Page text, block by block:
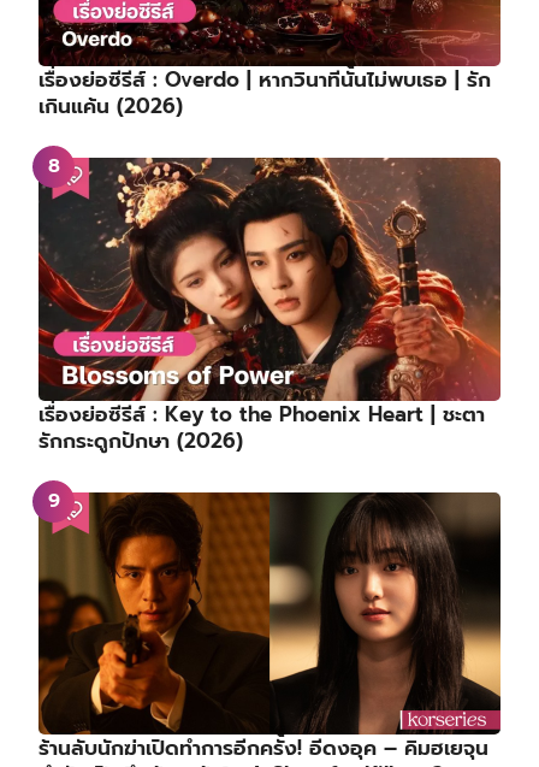
เรื่องย่อซีรีส์ : Overdo | หากวินาทีนั้นไม่พบเธอ | รัก
เกินแค้น (2026)
เรื่องย่อซีรีส์ : Key to the Phoenix Heart | ชะตา
รักกระดูกปักษา (2026)
ร้านลับนักฆ่าเปิดทำการอีกครั้ง! อีดงอุค – คิมฮเยจุน